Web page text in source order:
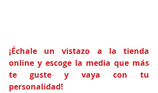
¡Échale un vistazo a la tienda
online y escoge la media que más
te guste y vaya con tu
personalidad!